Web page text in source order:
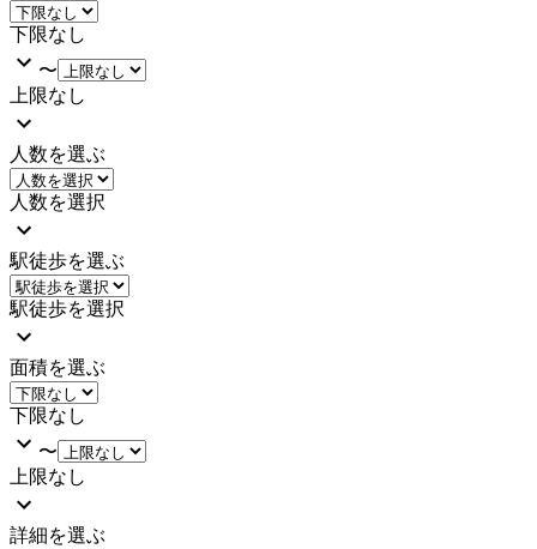
下限なし
〜
上限なし
人数を選ぶ
人数を選択
駅徒歩を選ぶ
駅徒歩を選択
面積を選ぶ
下限なし
〜
上限なし
詳細を選ぶ